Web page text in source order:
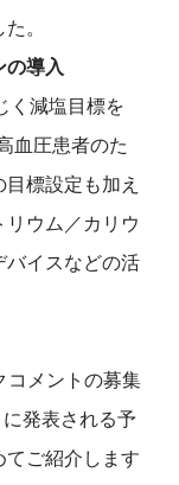
。
の導入
く減塩目標を
血圧患者のた
標設定も加え
ウム／カリウ
バイスなどの活
コメントの募集
発表される予
てご紹介します